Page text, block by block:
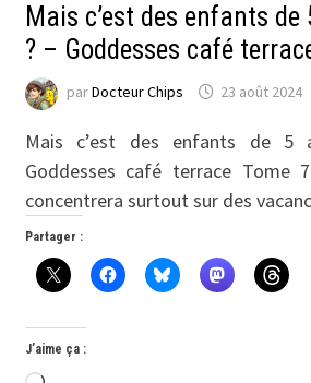
Mais c’est des enfants
? – Goddesses café
parDocteur Chips 23 août 2024
Mais c’est des enfants de
Goddesses café terrace Tome
concentrera surtout sur des
Partager :
J’aime ça :